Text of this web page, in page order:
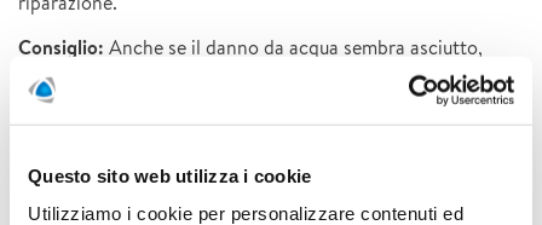
Questo sito web utilizza i cookie
Utilizziamo i cookie per personalizzare contenuti ed
Consiglio: Anche se il danno da acqua sembra asciutto,
all’interno può esserci ancora molta umidità.